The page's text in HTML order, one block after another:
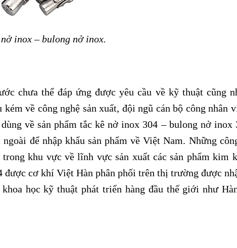
nở inox – bulong nở inox.
chưa thể đáp ứng được yêu cầu về kỹ thuật cũng
về công nghệ sản xuất, đội ngũ cán bộ công nhân
về sản phẩm tắc kê nở inox 304 – bulong nở inox
để nhập khẩu sản phẩm về Việt Nam. Những
khu vực về lĩnh vực sản xuất các sản phẩm kim
cơ khí Việt Hàn phân phối trên thị trường được
học kỹ thuật phát triển hàng đầu thế giới như